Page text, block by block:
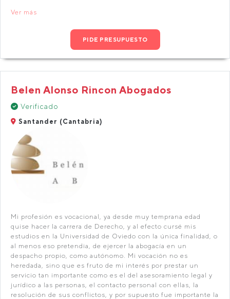
Ver más
PIDE PRESUPUESTO
Belen Alonso Rincon Abogados
Verificado
Santander (Cantabria)
Mi profesión es vocacional, ya desde muy temprana edad
quise hacer la carrera de Derecho, y al efecto cursé mis
estudios en la Universidad de Oviedo con la única finalidad, o
al menos eso pretendia, de ejercer la abogacía en un
despacho propio, como autónomo. Mi vocación no es
heredada, sino que es fruto de mi interés por prestar un
servicio tan importante como es el del asesoramiento legal y
jurídico a las personas, el contacto personal con ellas, la
resolución de sus conflictos, y por supuesto fue importante la